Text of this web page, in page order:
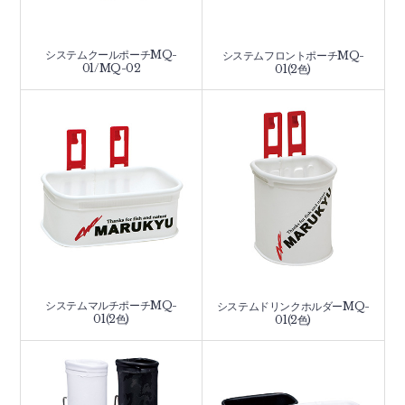
システムクールポーチMQ-
01/MQ-02
システムフロントポーチMQ-
01(2色)
システムマルチポーチMQ-
01(2色)
システムドリンクホルダーMQ-
01(2色)